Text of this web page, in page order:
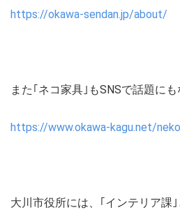
https://okawa-sendan.jp/about/
また｢ネコ家具｣もSNSで話題にも
https://www.okawa-kagu.net/
大川市役所には、｢インテリア課｣